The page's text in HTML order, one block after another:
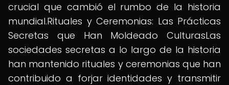
crucial que cambió el rumbo de la historia
mundial.Rituales y Ceremonias: Las Prácticas
Secretas que Han Moldeado CulturasLas
sociedades secretas a lo largo de la historia
han mantenido rituales y ceremonias que han
contribuido a forjar identidades y transmitir